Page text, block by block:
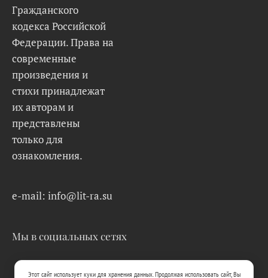
Гражданского
кодекса Российской
Федерации. Права на
современные
произведения и
стихи принадлежат
их авторам и
представлены
только для
ознакомления.
e-mail: info@lit-ra.su
Мы в социальных сетях
Этот сайт использует куки для хранения данных. Продолжая использовать сайт, Вы